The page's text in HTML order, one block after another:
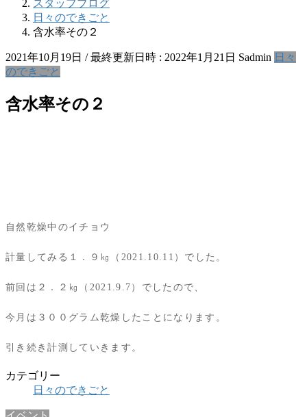
スタッフブログ
日々のできごと
含水率その２
2021年10月19日 / 最終更新日時 : 2022年1月21日 Sadmin 日々
のできごと
含水率その２
自然乾燥中のイチョウ
計量してみる１．９㎏（ 2021.10.11 ）でした。
前回は２．２㎏（ 2021.9.7 ）でしたので、
今月は３００グラム乾燥したことになります。
引き続き計測していきます。
カテゴリー
日々のできごと